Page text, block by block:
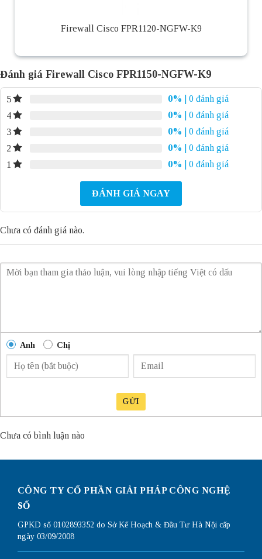
Firewall Cisco FPR1120-NGFW-K9
Đánh giá Firewall Cisco FPR1150-NGFW-K9
5 0%
| 0 đánh giá
4
0%
| 0 đánh giá
3
0%
| 0 đánh giá
2
0%
| 0 đánh giá
1
0% | 0 đánh giá
ĐÁNH GIÁ NGAY
Chưa có đánh giá nào.
Anh Chị
GỬI
Chưa có bình luận nào
CÔNG TY CỔ PHẦN GIẢI PHÁP CÔNG NGHỆ
SỐ
GPKD số 0102893352 do Sở Kế Hoạch & Đầu Tư Hà Nội cấp
ngày 03/09/2008